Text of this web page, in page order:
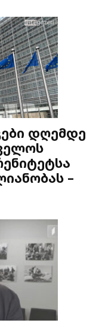
დღემდე
–